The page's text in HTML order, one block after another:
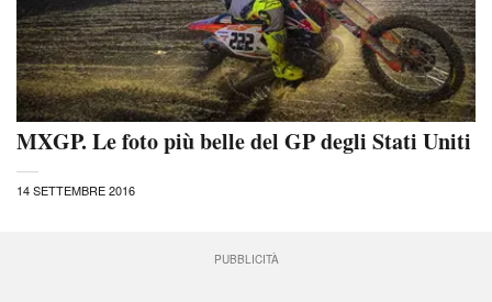
MXGP. Le foto più belle del GP degli Stati Uniti
14 SETTEMBRE 2016
PUBBLICITÀ